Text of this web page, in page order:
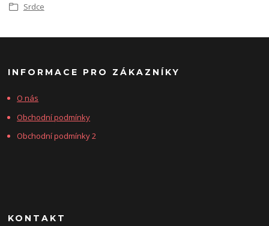
Srdce
INFORMACE PRO ZÁKAZNÍKY
O nás
Obchodní podmínky
Obchodní podmínky 2
KONTAKT